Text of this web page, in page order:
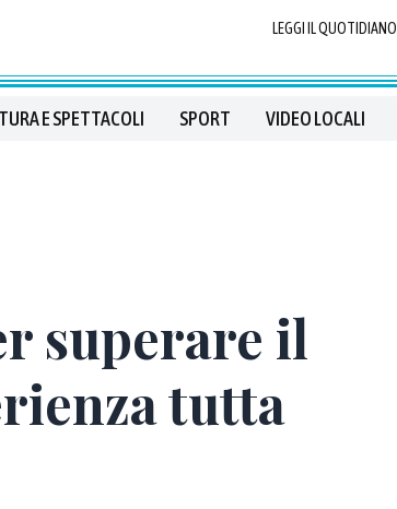
LEGGI IL QUOTIDIANO
E SPETTACOLI SPORT VIDEO LOCALI
superare il
tutta